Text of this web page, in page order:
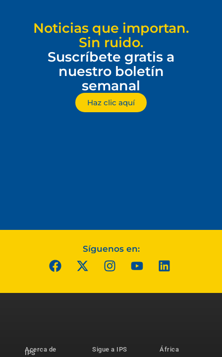
Noticias que importan.
Sin ruido.
Suscríbete gratis a
nuestro boletín
semanal
Haz clic aquí
Síguenos en:
Acerca de
IPS
Sigue a IPS
África